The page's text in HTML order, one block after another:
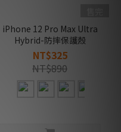
iPhone 12 Pro Max Ultra
Hybrid-防摔保護殼
NT$325
NT$890